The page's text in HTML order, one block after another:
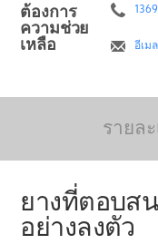
ต้องการ
ความช่วย
เหลือ
1369
อีเมล
รายล
ยางที่ตอบส
อย่างลงตัว